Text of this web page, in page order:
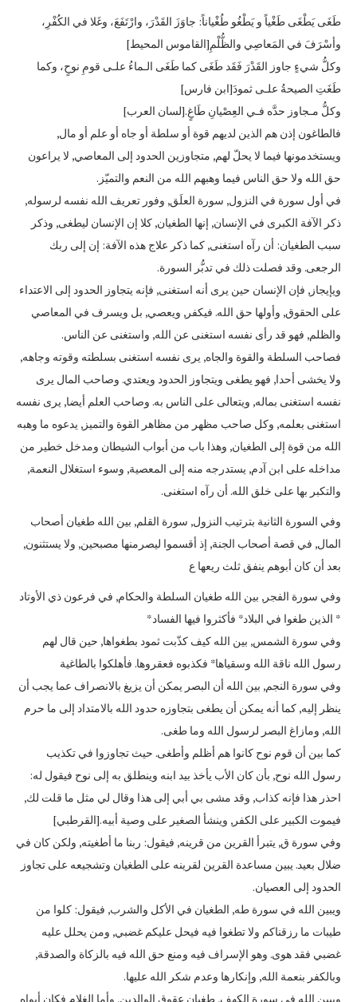
طَغَى يَطْغَى طَغْياً و يَطْغُو طُغْياناً: جاوَزَ القَدْرَ، وارْتَفَعَ، وغَلا في الكُفْرِ،
وأسْرَفَ في المَعاصِي والظُّلْمِ[القاموس المحيط]
وكلُّ شيءٍ جاوز القَدْرَ فَقَد طَغَى كما طَغَى الـماءُ علـى قومِ نوحٍ، وكما
طَغَتِ الصيحةُ علـى ثمودَ[ابن فارس]
وكلُّ مـجاوز حدَّه فـي العِصْيانِ طَاغٍ.[لسان العرب]
فالطاغون إذن هم الذين لديهم قوة أو سلطة أو جاه أو علم أو مال,
ويستخدمونها فيما لا يحلّ لهم, متجاوزين الحدود إلى المعاصي, لا يراعون
حق الله ولا حق الناس فيما وهبهم الله من النعم والتميّز.
في أول سورة في النزول, سورة العلَق, وفور تعريف الله نفسه لرسوله,
ذكر الآفة الكبرى في الإنسان, إنها الطغيان, كلا إن الإنسان ليطغى, وذكر
سبب الطغيان: أن رآه استغنى, كما ذكر علاج هذه الآفة: إن إلى ربك
الرجعى. وقد فصلت ذلك في تدبُّر السورة.
ويإيجاز, فإن الإنسان حين يرى أنه استغنى, فإنه يتجاوز الحدود إلى الاعتداء
على الحقوق, وأولها حق الله. فيكفر, ويعصي, بل ويسرف في المعاصي
والظلم, فهو قد رأى نفسه استغنى عن الله, واستغنى عن الناس.
فصاحب السلطة والقوة والجاه, يرى نفسه استغنى بسلطته وقوته وجاهه,
ولا يخشى أحدا, فهو يطغى ويتجاوز الحدود ويعتدي. وصاحب المال يرى
نفسه استغنى بماله, ويتعالى على الناس به. وصاحب العلم أيضا, يرى نفسه
استغنى بعلمه, وكل صاحب مظهر من مظاهر القوة والتميز, يدعوه ما وهبه
الله من قوة إلى الطغيان, وهذا باب من أبواب الشيطان ومدخل خطير من
مداخله على ابن آدم, يستدرجه منه إلى المعصية, وسوء استغلال النعمة,
والتكبر بها على خلق الله. أن رآه استغنى.
وفي السورة الثانية بترتيب النزول, سورة القلم, بين الله طغيان أصحاب
المال, في قصة أصحاب الجنة, إذ أقسموا ليصرمنها مصبحين, ولا يستثنون,
بعد أن كان أبوهم ينفق ثلث ريعها ع
وفي سورة الفجر, بين الله طغيان السلطة والحكام, في فرعون ذي الأوتاد
* الذين طغوا في البلاد* فأكثروا فيها الفساد*
وفي سورة الشمس, بين الله كيف كذّبت ثمود بطغواها, حين قال لهم
رسول الله ناقة الله وسقياها* فكذبوه فعقروها. فأهلكوا بالطاغية
وفي سورة النجم, بين الله أن البصر يمكن أن يزيغ بالانصراف عما يجب أن
ينظر إليه, كما أنه يمكن أن يطغى بتجاوزه حدود الله بالامتداد إلى ما حرم
الله, ومازاغ البصر لرسول الله وما طغى.
كما بين أن قوم نوح كانوا هم أظلم وأطغى. حيث تجاوزوا في تكذيب
رسول الله نوح, بأن كان الأب يأخذ بيد ابنه وينطلق به إلى نوح فيقول له:
احذر هذا فإنه كذاب, وقد مشى بي أبي إلى هذا وقال لي مثل ما قلت لك,
فيموت الكبير على الكفر, وينشأ الصغير على وصية أبيه.[القرطبي]
وفي سورة ق, يتبرأ القرين من قرينه, فيقول: ربنا ما أطغيته, ولكن كان في
ضلال بعيد. يبين مساعدة القرين لقرينه على الطغيان وتشجيعه على تجاوز
الحدود إلى العصيان.
ويبين الله في سورة طه, الطغيان في الأكل والشرب, فيقول: كلوا من
طيبات ما رزقناكم ولا تطغوا فيه فيحل عليكم غضبي, ومن يحلل عليه
غضبي فقد هوى. وهو الإسراف فيه ومنع حق الله فيه بالزكاة والصدقة,
وبالكفر بنعمة الله, وإنكارها وعدم شكر الله عليها.
ويبين الله في سورة الكهف, طغيان عقوق الوالدين, وأما الغلام فكان أبواه